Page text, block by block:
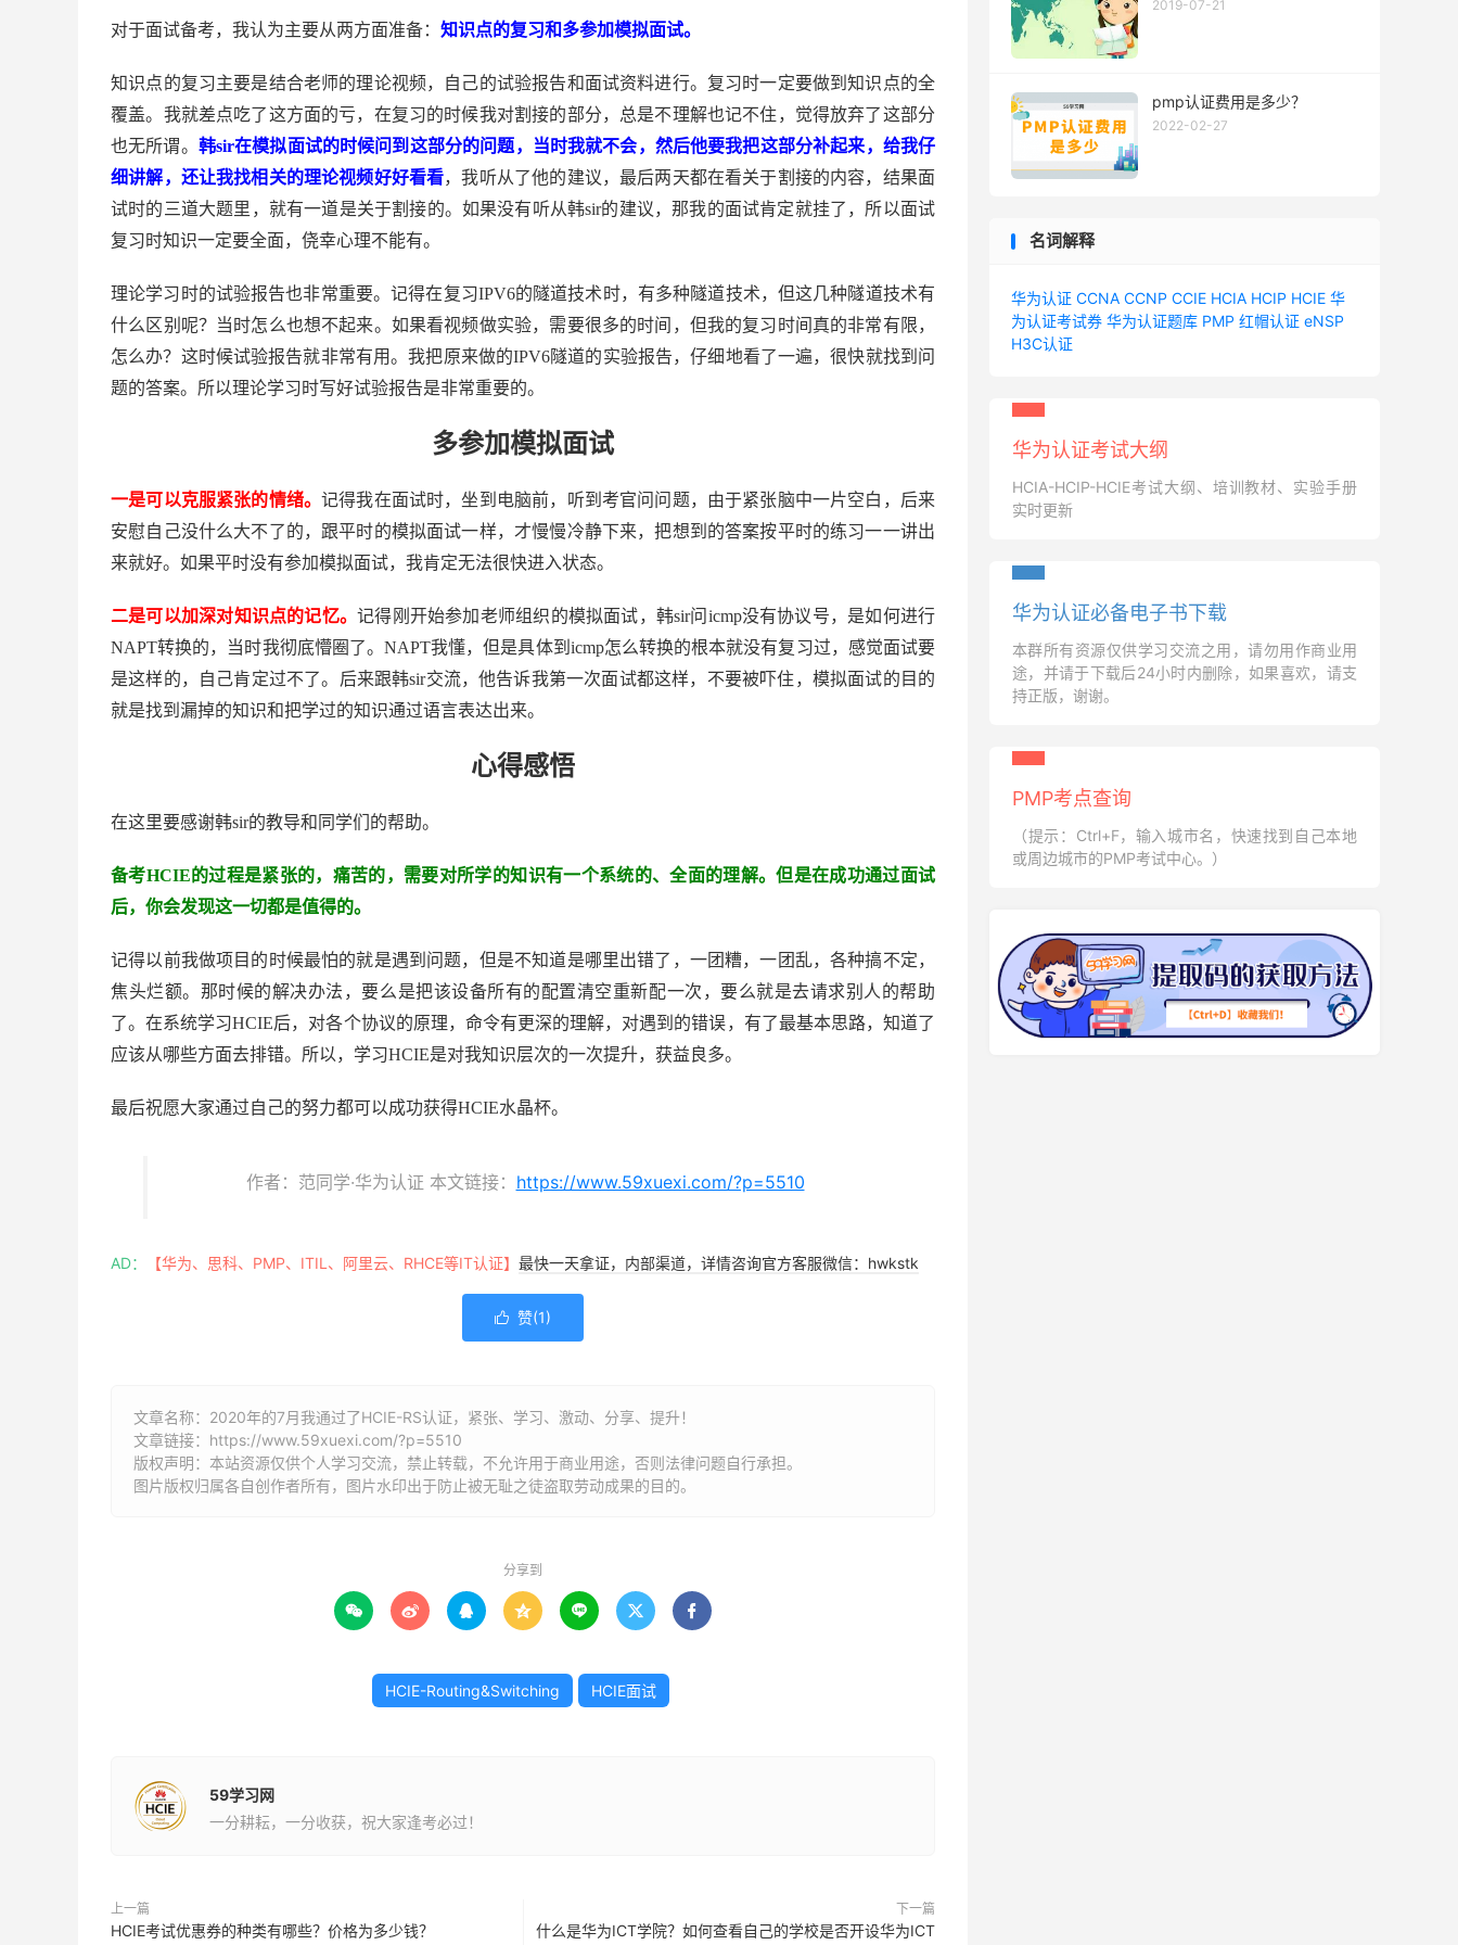
对于面试备考，我认为主要从两方面准备： 知识点的复习和多参加模拟面试。
知识点的复习主要是结合老师的理论视频，自己的试验报告和面试资料进行。复习时一定要做到知识点的全
覆盖。我就差点吃了这方面的亏，在复习的时候我对割接的部分，总是不理解也记不住，觉得放弃了这部分
也无所谓。 韩sir在模拟面试的时候问到这部分的问题，当时我就不会，然后他要我把这部分补起来，给我仔
细讲解，还让我找相关的理论视频好好看看，我听从了他的建议，最后两天都在看关于割接的内容，结果面
试时的三道大题里，就有一道是关于割接的。如果没有听从韩sir的建议，那我的面试肯定就挂了，所以面试
复习时知识一定要全面，侥幸心理不能有。
理论学习时的试验报告也非常重要。记得在复习IPV6的隧道技术时，有多种隧道技术，但这几种隧道技术有
什么区别呢？当时怎么也想不起来。如果看视频做实验，需要很多的时间，但我的复习时间真的非常有限，
怎么办？这时候试验报告就非常有用。我把原来做的IPV6隧道的实验报告，仔细地看了一遍，很快就找到问
题的答案。所以理论学习时写好试验报告是非常重要的。
多参加模拟面试
一是可以克服紧张的情绪。记得我在面试时，坐到电脑前，听到考官问问题，由于紧张脑中一片空白，后来
安慰自己没什么大不了的，跟平时的模拟面试一样，才慢慢冷静下来，把想到的答案按平时的练习一一讲出
来就好。如果平时没有参加模拟面试，我肯定无法很快进入状态。
二是可以加深对知识点的记忆。记得刚开始参加老师组织的模拟面试，韩sir问icmp没有协议号，是如何进行
NAPT转换的，当时我彻底懵圈了。NAPT我懂，但是具体到icmp怎么转换的根本就没有复习过，感觉面试要
是这样的，自己肯定过不了。后来跟韩sir交流，他告诉我第一次面试都这样，不要被吓住，模拟面试的目的
就是找到漏掉的知识和把学过的知识通过语言表达出来。
心得感悟
在这里要感谢韩sir的教导和同学们的帮助。
备考HCIE的过程是紧张的，痛苦的，需要对所学的知识有一个系统的、全面的理解。但是在成功通过面试
后，你会发现这一切都是值得的。
记得以前我做项目的时候最怕的就是遇到问题，但是不知道是哪里出错了，一团糟，一团乱，各种搞不定，
焦头烂额。那时候的解决办法，要么是把该设备所有的配置清空重新配一次，要么就是去请求别人的帮助
了。在系统学习HCIE后，对各个协议的原理，命令有更深的理解，对遇到的错误，有了最基本思路，知道了
应该从哪些方面去排错。所以，学习HCIE是对我知识层次的一次提升，获益良多。
最后祝愿大家通过自己的努力都可以成功获得HCIE水晶杯。
作者：范同学·华为认证 本文链接： https://www.59xuexi.com/?p=5510
AD： 【华为、思科、PMP、ITIL、阿里云、RHCE等IT认证】 最快一天拿证，内部渠道，详情咨询官方客服微信：hwkstk
 赞(1)
文章名称：2020年的7月我通过了HCIE-RS认证，紧张、学习、激动、分享、提升！
文章链接： https://www.59xuexi.com/?p=5510
版权声明：本站资源仅供个人学习交流，禁止转载，不允许用于商业用途，否则法律问题自行承担。
图片版权归属各自创作者所有，图片水印出于防止被无耻之徒盗取劳动成果的目的。
分享到
      
HCIE-Routing&Switching HCIE面试
59学习网
一分耕耘，一分收获，祝大家逢考必过！
上一篇
HCIE考试优惠券的种类有哪些？价格为多少钱？
下一篇
什么是华为ICT学院？如何查看自己的学校是否开设华为ICT
2019-07-21
pmp认证费用是多少？
2022-02-27
名词解释
华为认证 CCNA CCNP CCIE HCIA HCIP HCIE 华
为认证考试券 华为认证题库 PMP 红帽认证 eNSP
H3C认证
华为认证考试大纲
HCIA-HCIP-HCIE考试大纲、培训教材、实验手册
实时更新
华为认证必备电子书下载
本群所有资源仅供学习交流之用，请勿用作商业用
途，并请于下载后24小时内删除，如果喜欢，请支
持正版，谢谢。
PMP考点查询
（提示：Ctrl+F，输入城市名，快速找到自己本地
或周边城市的PMP考试中心。）